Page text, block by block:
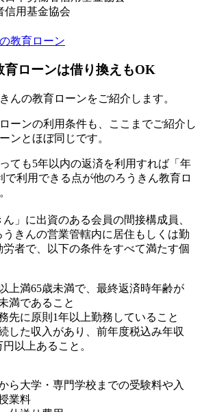
信用基金協会
教育ローン
育ローンは借り換えもOK
んの教育ローンをご紹介します。
ーンの利用条件も、ここまでご紹介し
ンとほぼ同じです。
ても5年以内の返済を利用すれば「年
で利用できる点が他のろうきん教育ロ
ん」に出資のある会員の間接構成員、
うきんの営業管轄内に居住もしくは勤
者で、以下の条件をすべて満たす個
上満65歳未満で、最終返済時年齢が
満であること
先に原則1年以上勤務していること
した収入があり、前年度税込み年収
円以上あること。
ら大学・専門学校までの受験料や入
業料